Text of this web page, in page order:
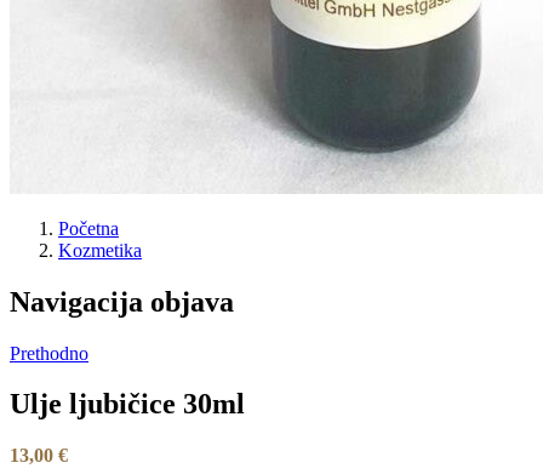
Početna
Kozmetika
Navigacija objava
Prethodno
Ulje ljubičice 30ml
13,00 €